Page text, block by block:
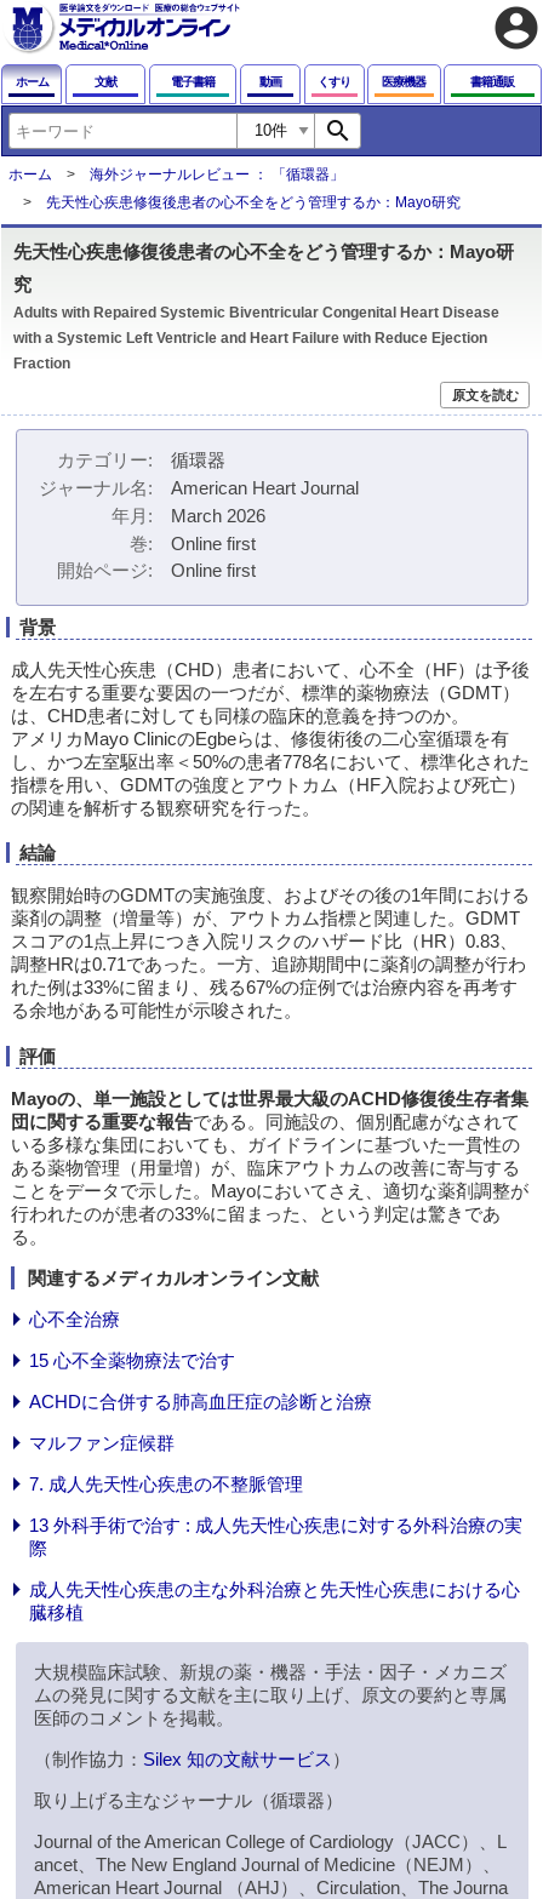
account_circle
ホーム 文献 電子書籍 動画 くすり 医療機器 書籍通販
search
ホーム
海外ジャーナルレビュー ： 「循環器」
先天性心疾患修復後患者の心不全をどう管理するか：Mayo研究
先天性心疾患修復後患者の心不全をどう管理するか：Mayo研
究
Adults with Repaired Systemic Biventricular Congenital Heart Disease
with a Systemic Left Ventricle and Heart Failure with Reduce Ejection
Fraction
原文を読む
カテゴリー
循環器
ジャーナル名
American Heart Journal
年月
March 2026
巻
Online first
開始ページ
Online first
背景
成人先天性心疾患（CHD）患者において、心不全（HF）は予後
を左右する重要な要因の一つだが、標準的薬物療法（GDMT）
は、CHD患者に対しても同様の臨床的意義を持つのか。
アメリカMayo ClinicのEgbeらは、修復術後の二心室循環を有
し、かつ左室駆出率＜50%の患者778名において、標準化された
指標を用い、GDMTの強度とアウトカム（HF入院および死亡）
の関連を解析する観察研究を行った。
結論
観察開始時のGDMTの実施強度、およびその後の1年間における
薬剤の調整（増量等）が、アウトカム指標と関連した。GDMT
スコアの1点上昇につき入院リスクのハザード比（HR）0.83、
調整HRは0.71であった。一方、追跡期間中に薬剤の調整が行わ
れた例は33%に留まり、残る67%の症例では治療内容を再考す
る余地がある可能性が示唆された。
評価
Mayoの、単一施設としては世界最大級のACHD修復後生存者集
団に関する重要な報告である。同施設の、個別配慮がなされて
いる多様な集団においても、ガイドラインに基づいた一貫性の
ある薬物管理（用量増）が、臨床アウトカムの改善に寄与する
ことをデータで示した。Mayoにおいてさえ、適切な薬剤調整が
行われたのが患者の33%に留まった、という判定は驚きであ
る。
関連するメディカルオンライン文献
心不全治療
15 心不全薬物療法で治す
ACHDに合併する肺高血圧症の診断と治療
マルファン症候群
7. 成人先天性心疾患の不整脈管理
13 外科手術で治す : 成人先天性心疾患に対する外科治療の実
際
成人先天性心疾患の主な外科治療と先天性心疾患における心
臓移植
大規模臨床試験、新規の薬・機器・手法・因子・メカニズ
ムの発見に関する文献を主に取り上げ、原文の要約と専属
医師のコメントを掲載。
（制作協力： Silex 知の文献サービス ）
取り上げる主なジャーナル（循環器）
Journal of the American College of Cardiology（JACC）、L
ancet、The New England Journal of Medicine（NEJM）、
American Heart Journal （AHJ）、Circulation、The Journa